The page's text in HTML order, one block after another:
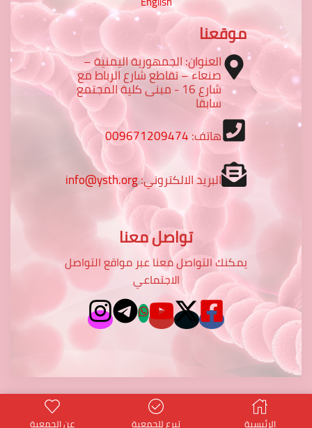
موقعنا
العنوان: الجمهورية اليمنية –
صنعاء – تقاطع شارع الرباط مع
شارع 16 - مبنى كلية المجتمع
سابقا
هاتف:009671209474
البريد الالكتروني:info@ysth.org
تواصل معنا
يمكنك التواصل معنا عبر مواقع التواصل
الاجتماعي
الرئيسية تبرع للجمعية عن الجمعية